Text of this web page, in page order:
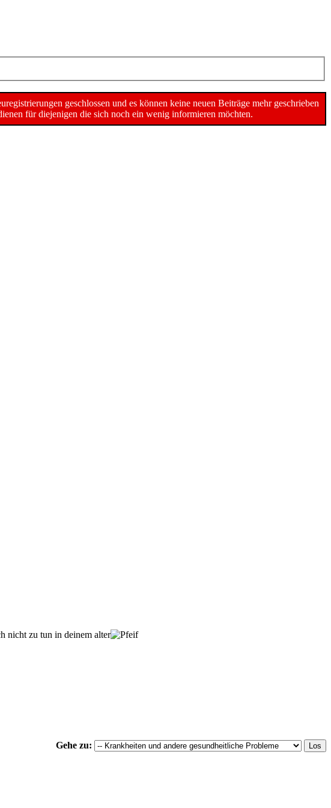
geschlossen und es können keine neuen Beiträge mehr geschrieben
für diejenigen die sich noch ein wenig informieren möchten.
nicht zu tun in deinem alter
Gehe zu: